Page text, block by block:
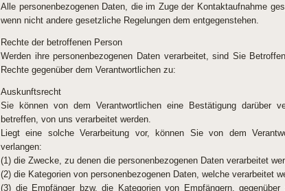
Alle personenbezogenen Daten, die im Zuge der Kontaktaufnahme
wenn nicht andere gesetzliche Regelungen dem entgegenstehen.
Rechte der betroffenen Person
Werden ihre personenbezogenen Daten verarbeitet, sind Sie
Rechte gegenüber dem Verantwortlichen zu:
Auskunftsrecht
Sie können von dem Verantwortlichen eine Bestätigung darüber
betreffen, von uns verarbeitet werden.
Liegt eine solche Verarbeitung vor, können Sie von dem
verlangen:
(1) die Zwecke, zu denen die personenbezogenen Daten verarbeitet
(2) die Kategorien von personenbezogenen Daten, welche verarbeitet
(3) die Empfänger bzw. die Kategorien von Empfängern,